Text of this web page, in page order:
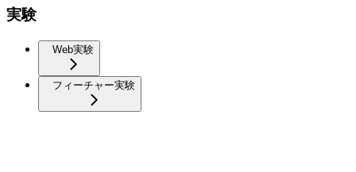
実験
Web実験
フィーチャー実験